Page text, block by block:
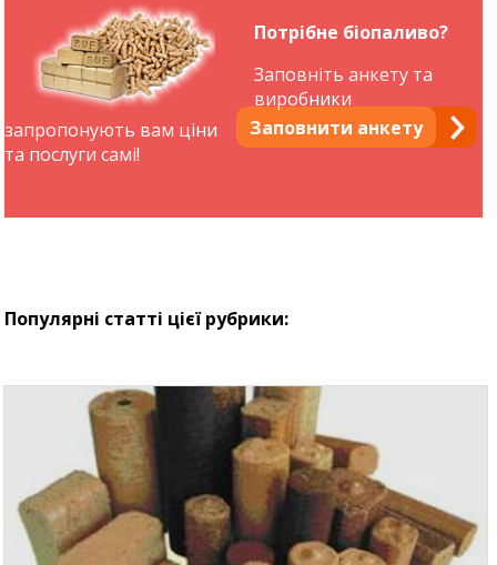
Потрібне біопаливо?
Заповнити анкету
Заповніть анкету та
виробники
запропонують вам ціни
та послуги самі!
Популярні статті цієї рубрики: